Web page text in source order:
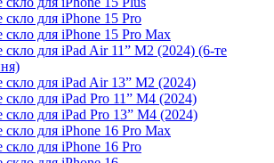
скло для iPhone 15 Pro
скло для iPhone 15 Pro Max
скло для iPad Air 11” M2 (2024) (6-те
скло для iPad Air 13” M2 (2024)
скло для iPad Pro 11” M4 (2024)
скло для iPad Pro 13” M4 (2024)
скло для iPhone 16 Pro Max
скло для iPhone 16 Pro